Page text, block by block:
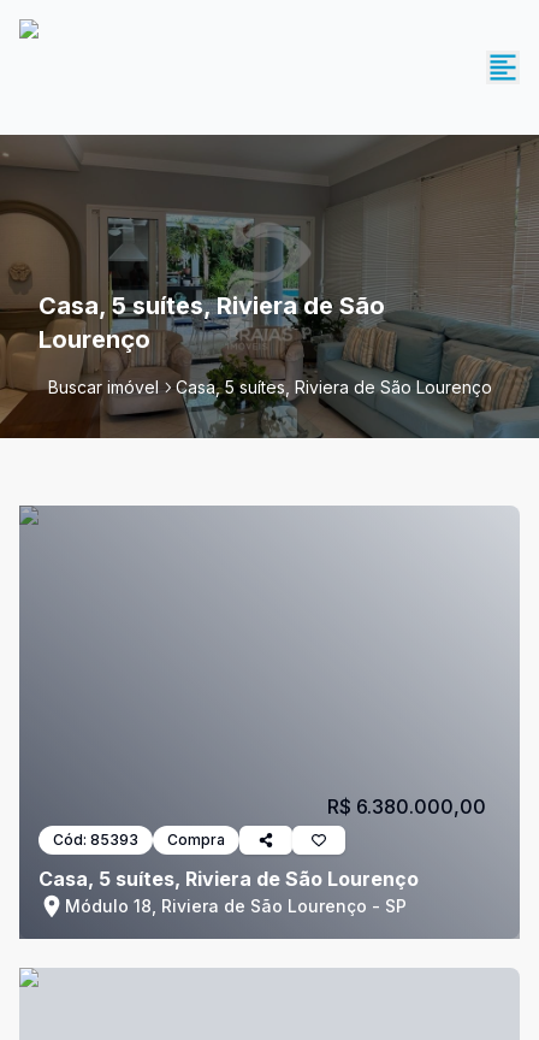
Casa, 5 suítes, Riviera de São
Lourenço
Buscar imóvel Casa, 5 suítes, Riviera de São Lourenço
Cód: 85393 Compra
Casa, 5 suítes, Riviera de São Lourenço
Módulo 18, Riviera de São Lourenço - SP
R$ 6.380.000,00